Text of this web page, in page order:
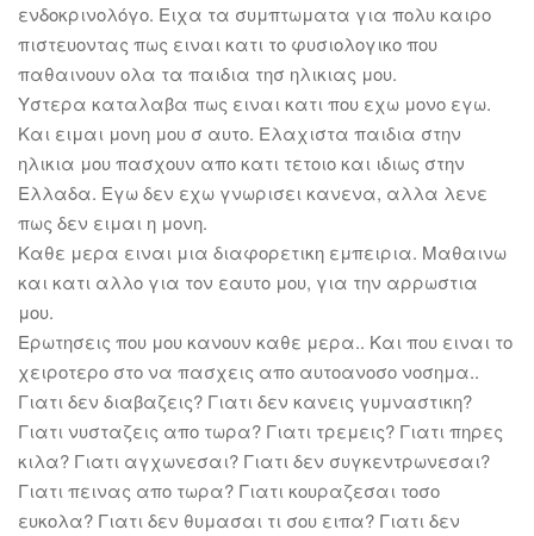
ενδοκρινολόγο. Ειχα τα συμπτωματα για πολυ καιρο
πιστευοντας πως ειναι κατι το φυσιολογικο που
παθαινουν ολα τα παιδια τησ ηλικιας μου.
Υστερα καταλαβα πως ειναι κατι που εχω μονο εγω.
Και ειμαι μονη μου σ αυτο. Ελαχιστα παιδια στην
ηλικια μου πασχουν απο κατι τετοιο και ιδιως στην
Ελλαδα. Εγω δεν εχω γνωρισει κανενα, αλλα λενε
πως δεν ειμαι η μονη.
Καθε μερα ειναι μια διαφορετικη εμπειρια. Μαθαινω
και κατι αλλο για τον εαυτο μου, για την αρρωστια
μου.
Ερωτησεις που μου κανουν καθε μερα.. Και που ειναι το
χειροτερο στο να πασχεις απο αυτοανοσο νοσημα..
Γιατι δεν διαβαζεις? Γιατι δεν κανεις γυμναστικη?
Γιατι νυσταζεις απο τωρα? Γιατι τρεμεις? Γιατι πηρες
κιλα? Γιατι αγχωνεσαι? Γιατι δεν συγκεντρωνεσαι?
Γιατι πεινας απο τωρα? Γιατι κουραζεσαι τοσο
ευκολα? Γιατι δεν θυμασαι τι σου ειπα? Γιατι δεν